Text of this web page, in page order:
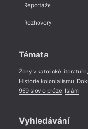
Recenze
Méně slov o próze,
Reportáže
Literární zítřky
Celá rubrika
Rozhovory
Témata
Ženy v katolické literatuře,
Historie kolonialismu,
969 slov o próze, Islám
Vyhledávání